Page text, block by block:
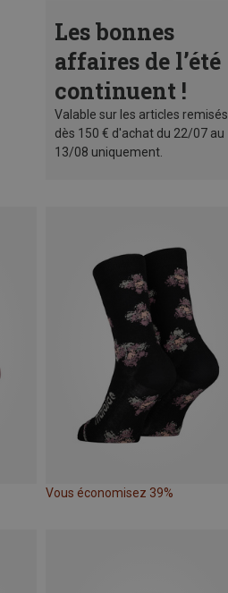
Les bonnes
affaires de l’été
continuent !
Valable sur les articles remisés
dès 150 € d'achat du 22/07 au
13/08 uniquement.
Vous économisez 39%